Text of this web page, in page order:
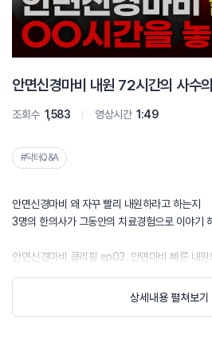
안면신경마비 내원 72시간의 사수
조회수 1,583 영상시간 1:49
#닥터Q&A
안면신경마비 왜 자꾸 빨리 내원하라고 하는지
3명의 한의사가 그동안의 치료경험으로 이야기
안면신경마비 클리핑 ep03. 안면마비 빠른 내원
상세내용 펼쳐보기